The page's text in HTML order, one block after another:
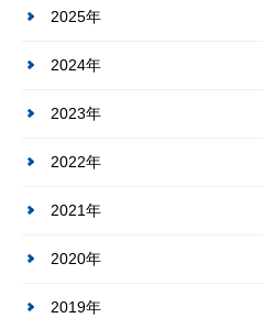
2025年
2024年
2023年
2022年
2021年
2020年
2019年